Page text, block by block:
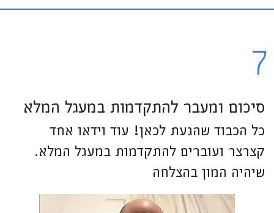
7
סיכום ומעבר להתקדמות במעגל המלא
כל הכבוד שהגעת לכאן! עוד וידאו אחד
קצרצר ועוברים להתקדמות במעגל המלא.
שיהיה המון בהצלחה